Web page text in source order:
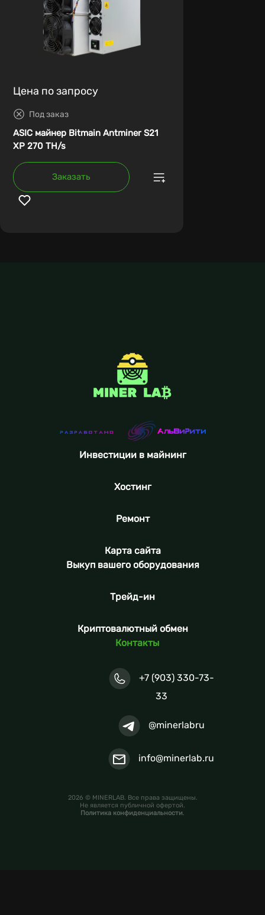
Цена по запросу
Под заказ
ASIC майнер Bitmain Antminer S21
XP 270 TH/s
Заказать
Инвестиции в майнинг
Хостинг
Ремонт
Карта сайта
Выкуп вашего оборудования
Трейд-ин
Криптовалютный обмен
Контакты
+7 (903) 330-73-
33
@minerlabru
info@minerlab.ru
2026 © MINERLAB. Все права защищены.
Не является публичной офертой.
Политика конфиденциальности.